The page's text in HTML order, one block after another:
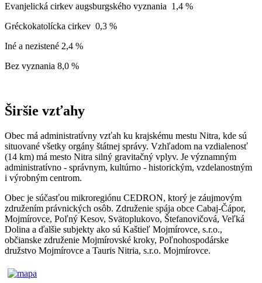
Evanjelická cirkev augsburgského vyznania 1,4 %
Gréckokatolícka cirkev 0,3 %
Iné a nezistené 2,4 %
Bez vyznania 8,0 %
Širšie vzťahy
Obec má administratívny vzťah ku krajskému mestu Nitra, kde sú
situované všetky orgány štátnej správy. Vzhľadom na vzdialenosť
(14 km) má mesto Nitra silný gravitačný vplyv. Je významným
administratívno - správnym, kultúrno - historickým, vzdelanostným
i výrobným centrom.
Obec je súčasťou mikroregiónu CEDRON, ktorý je záujmovým
združením právnických osôb. Združenie spája obce Cabaj-Čápor,
Mojmírovce, Poľný Kesov, Svätoplukovo, Štefanovičová, Veľká
Dolina a ďalšie subjekty ako sú Kaštieľ Mojmírovce, s.r.o.,
občianske združenie Mojmírovské kroky, Poľnohospodárske
družstvo Mojmírovce a Tauris Nitria, s.r.o. Mojmírovce.